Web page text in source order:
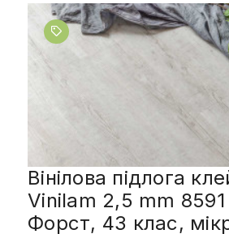
Вінілова підлога
Vinilam 2,5 mm
Форст, 43 клас,